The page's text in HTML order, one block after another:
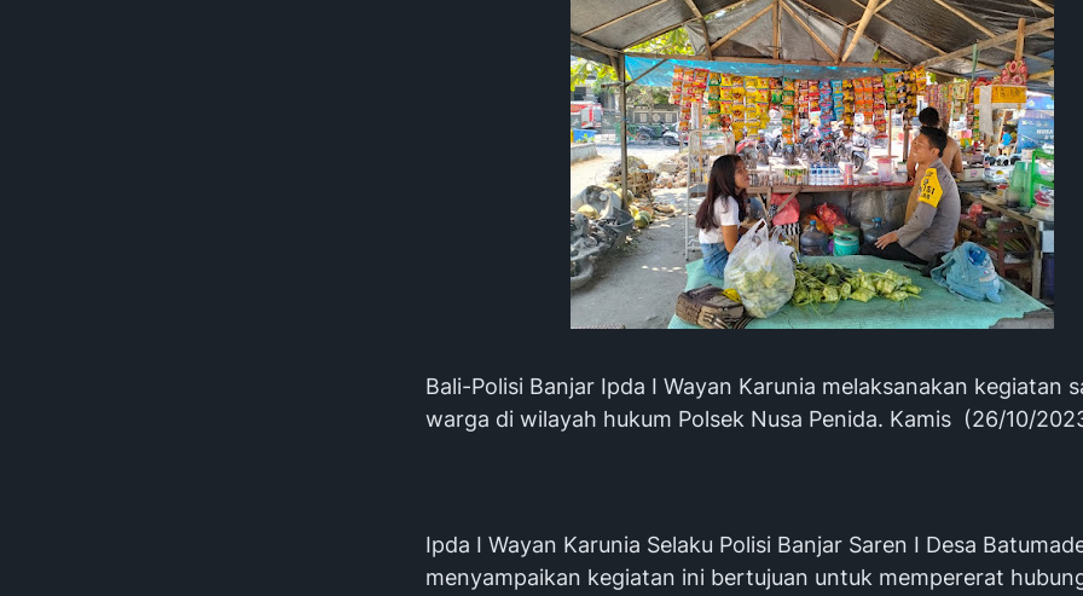
Bali-Polisi Banjar Ipda I Wayan Karunia melaksanakan kegiatan
warga di wilayah hukum Polsek Nusa Penida. Kamis (26/10/
Ipda I Wayan Karunia Selaku Polisi Banjar Saren I Desa
menyampaikan kegiatan ini bertujuan untuk mempererat